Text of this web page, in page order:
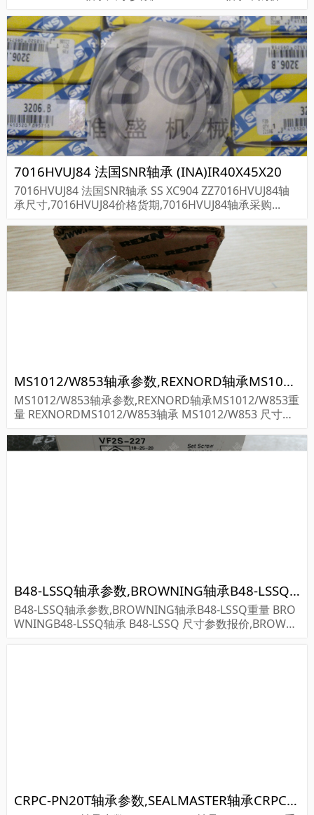
7016HVUJ84 法国SNR轴承 (INA)IR40X45X20
7016HVUJ84 法国SNR轴承 SS XC904 ZZ7016HVUJ84轴
承尺寸,7016HVUJ84价格货期,7016HVUJ84轴承采购...
MS1012/W853轴承参数,REXNORD轴承MS1012/W853重量
MS1012/W853轴承参数,REXNORD轴承MS1012/W853重
量 REXNORDMS1012/W853轴承 MS1012/W853 尺寸参
D轴承MS1012...
B48-LSSQ轴承参数,BROWNING轴承B48-LSSQ重量
B48-LSSQ轴承参数,BROWNING轴承B48-LSSQ重量 BRO
WNINGB48-LSSQ轴承 B48-LSSQ 尺寸参数报价,BROWNI
CRPC-PN20T轴承参数,SEALMASTER轴承CRPC-PN20T重量